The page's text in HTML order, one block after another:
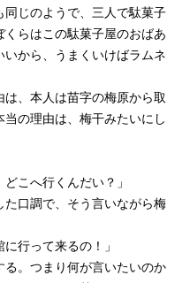
じのようで、三人で駄菓子
らはこの駄菓子屋のおばあ
から、うまくいけばラムネ
、本人は苗字の梅原から取
の理由は、梅干みたいにし
こへ行くんだい？」
口調で、そう言いながら梅
行って来るの！」
。つまり何が言いたいのか